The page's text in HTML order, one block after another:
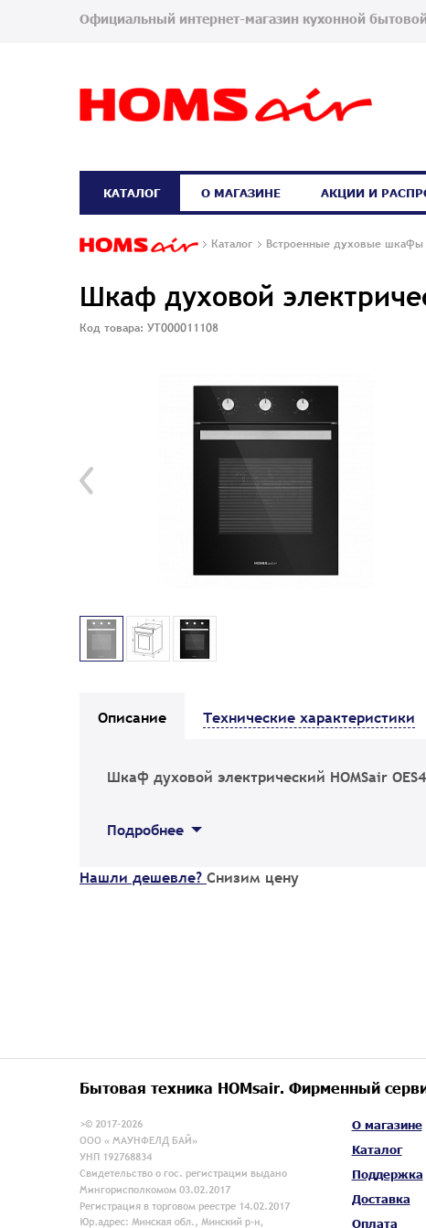
Официальный интернет-магазин кухонной
Каталог Встроенные духовые шкафы
Шкаф духовой
Код товара: УТ000011108
Описание Технические характеристики
Шкаф духовой электрический HOMSair
Подробнее
Нашли дешевле? Снизим цену
КАТАЛОГ О МАГАЗИНЕ АКЦИИ И
Бытовая техника HOMsair. Фирменный
>© 2017-2026
ООО « МАУНФЕЛД БАЙ»
УНП 192768834
Свидетельство о гос. регистрации выдано
Мингорисполкомом 03.02.2017
Регистрация в торговом реестре 14.02.2017
О магазине
Каталог
Поддержка
Доставка
Оплата